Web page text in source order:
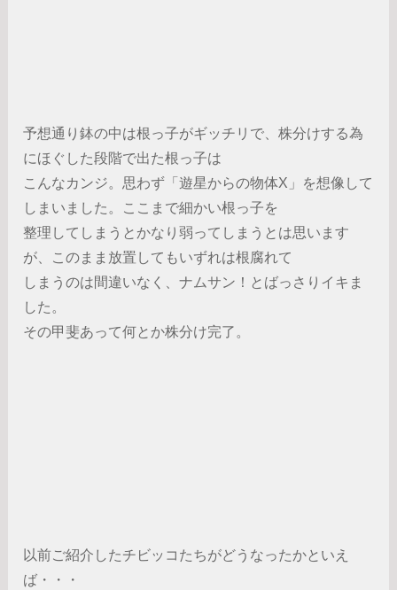
予想通り鉢の中は根っ子がギッチリで、株分けする為
にほぐした段階で出た根っ子は
こんなカンジ。思わず「遊星からの物体X」を想像して
しまいました。ここまで細かい根っ子を
整理してしまうとかなり弱ってしまうとは思います
が、このまま放置してもいずれは根腐れて
しまうのは間違いなく、ナムサン！とばっさりイキま
した。
その甲斐あって何とか株分け完了。
以前ご紹介したチビッコたちがどうなったかといえ
ば・・・